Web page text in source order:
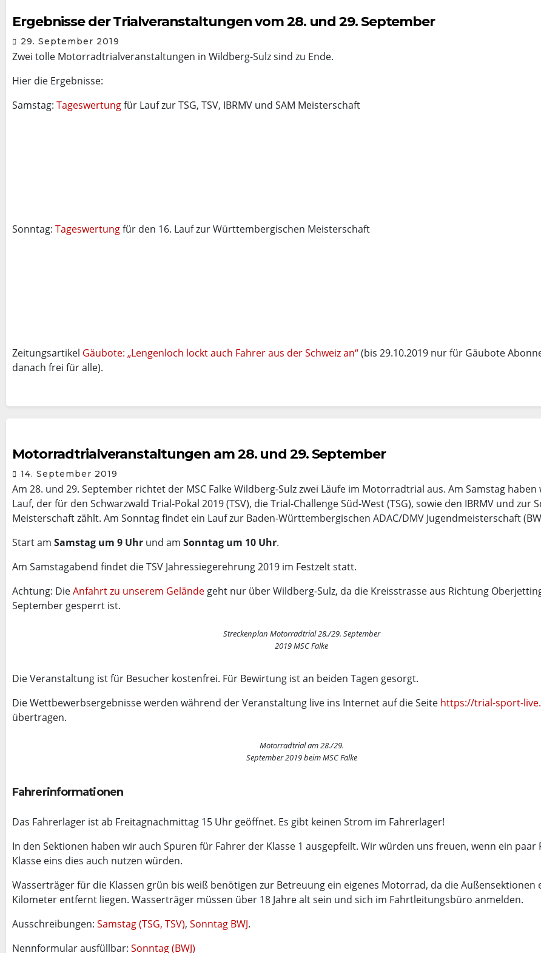
Ergebnisse der Trialveranstaltungen vom 28. und 29. September
29. September 2019
Zwei tolle Motorradtrialveranstaltungen in Wildberg-Sulz sind zu Ende.
Hier die Ergebnisse:
Samstag: Tageswertungfür Lauf zur TSG, TSV, IBRMV und SAM Meisterschaft
Sonntag: Tageswertungfür den 16. Lauf zur Württembergischen Meisterschaft
Zeitungsartikel Gäubote: „Lengenloch lockt auch Fahrer aus der Schweiz an“(bis 29.10.2019 nur für Gäubote
danach frei für alle).
Motorradtrialveranstaltungen am 28. und 29. September
14. September 2019
Am 28. und 29. September richtet der MSC Falke Wildberg-Sulz zwei Läufe im Motorradtrial aus. Am Samstag haben
Lauf, der für den Schwarzwald Trial-Pokal 2019 (TSV), die Trial-Challenge Süd-West (TSG), sowie den IBRMV und zur
Meisterschaft zählt. Am Sonntag findet ein Lauf zur Baden-Württembergischen ADAC/DMV Jugendmeisterschaft
Start am Samstag um 9 Uhr und am Sonntag um 10 Uhr.
Am Samstagabend findet die TSV Jahressiegerehrung 2019 im Festzelt statt.
Achtung: DieAnfahrt zu unserem Gelände geht nur über Wildberg-Sulz, da die Kreisstrasse aus Richtung
September gesperrt ist.
Streckenplan Motorradtrial 28./29. September
2019 MSC Falke
Die Veranstaltung ist für Besucher kostenfrei. Für Bewirtung ist an beiden Tagen gesorgt.
Die Wettbewerbsergebnisse werden während der Veranstaltung live ins Internet auf die Seite https://trial-sport-
übertragen.
Motorradtrial am 28./29.
September 2019 beim MSC Falke
Fahrerinformationen
Das Fahrerlager ist ab Freitagnachmittag 15 Uhr geöffnet. Es gibt keinen Strom im Fahrerlager!
In den Sektionen haben wir auch Spuren für Fahrer der Klasse 1 ausgepfeilt. Wir würden uns freuen, wenn ein paar
Klasse eins dies auch nutzen würden.
Wasserträger für die Klassen grün bis weiß benötigen zur Betreuung ein eigenes Motorrad, da die Außensektionen
Kilometer entfernt liegen. Wasserträger müssen über 18 Jahre alt sein und sich im Fahrtleitungsbüro anmelden.
Ausschreibungen: Samstag (TSG, TSV), Sonntag BWJ.
Nennformular ausfüllbar: Sonntag (BWJ)